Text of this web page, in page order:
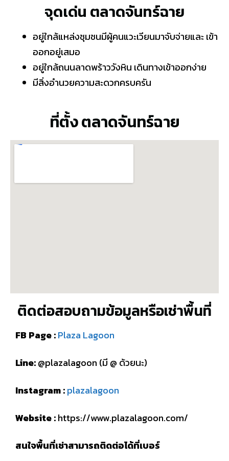
จุดเด่น ตลาดจันทร์ฉาย
อยู่ใกล้แหล่งชุมชนมีผู้คนแวะเวียนมาจับจ่ายและ เข้า
ออกอยู่เสมอ
อยู่ใกล้ถนนลาดพร้าววังหิน เดินทางเข้าออกง่าย
มีสิ่งอำนวยความสะดวกครบครัน
ที่ตั้ง ตลาดจันทร์ฉาย
ติดต่อสอบถามข้อมูลหรือเช่าพื้นที่
FB Page :Plaza Lagoon
Line:@plazalagoon (มี @ ด้วยนะ)
Instagram :plazalagoon
Website :https://www.plazalagoon.com/
สนใจพื้นที่เช่าสามารถติดต่อได้ที่เบอร์